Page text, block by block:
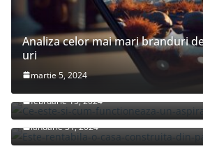
Analiza celor mai mari branduri
uri
martie 5, 2024
Ce este si cum functioneaza un
industrial?
februarie 15, 2024
Este rentabila o casa-construita-
sandwich?
ianuarie 31, 2024